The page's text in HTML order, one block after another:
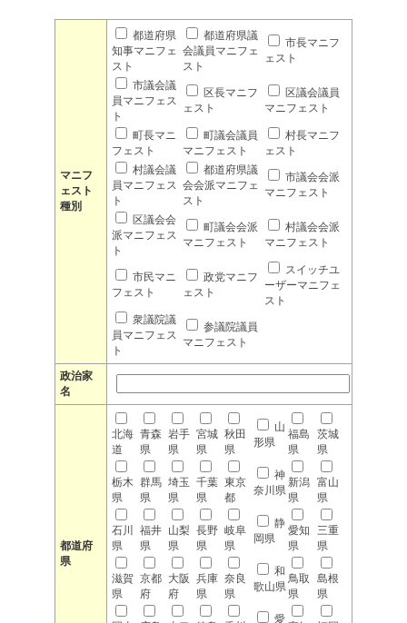
マニフ
ェスト
種別
都道府県
知事マニフェ
スト
都道府県議
会議員マニフェ
スト
市長マニフ
ェスト
市議会議
員マニフェス
ト
区長マニフ
ェスト
区議会議員
マニフェスト
町長マニ
フェスト
町議会議員
マニフェスト
村長マニフ
ェスト
村議会議
員マニフェス
ト
都道府県議
会会派マニフェ
スト
市議会会派
マニフェスト
区議会会
派マニフェス
ト
町議会会派
マニフェスト
村議会会派
マニフェスト
市民マニ
フェスト
政党マニフ
ェスト
スイッチユ
ーザーマニフェ
スト
衆議院議
員マニフェス
ト
参議院議員
マニフェスト
政治家
名
都道府
県
北海
道
青森
県
岩手
県
宮城
県
秋田
県
山
形県
福島
県
茨城
県
栃木
県
群馬
県
埼玉
県
千葉
県
東京
都
神
奈川県
新潟
県
富山
県
石川
県
福井
県
山梨
県
長野
県
岐阜
県
静
岡県
愛知
県
三重
県
滋賀
県
京都
府
大阪
府
兵庫
県
奈良
県
和
歌山県
鳥取
県
島根
県
愛